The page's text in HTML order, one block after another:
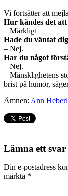
Vi fortsätter att
Hur kändes det
– Märkligt.
Hade du väntat
– Nej.
Har du något
– Nej.
– Mänsklighetens
brist på humor,
Ämnen: Ann
Lämna ett svar
Din e-postadress
märkta *